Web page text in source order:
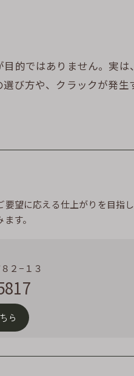
的ではありません。実
び方や、クラックが発
望に応える仕上がりを目指
す。
２−１３
ら